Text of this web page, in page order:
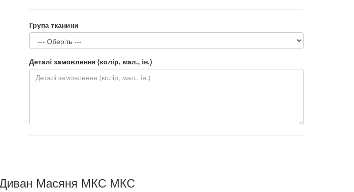
Група тканини
Деталі замовлення (колір, мал., ін.)
Диван Масяня МКС МКС